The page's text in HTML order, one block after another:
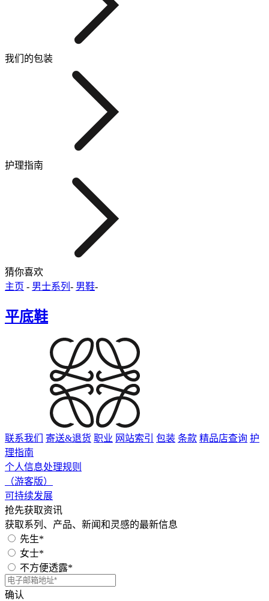
我们的包装
护理指南
猜你喜欢
主页 - 男士系列 - 男鞋-
平底鞋
联系我们 寄送&退货 职业 网站索引 包装 条款 精品店查询 护
理指南
个人信息处理规则
（游客版）
可持续发展
抢先获取资讯
获取系列、产品、新闻和灵感的最新信息
先生*
女士*
不方便透露*
确认